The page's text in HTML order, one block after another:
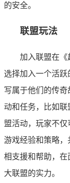
的安全。
联盟玩法
加入联盟在《
选择加入一个活
写属于他们的传
动和任务，比如
盟活动，玩家不
游戏经验和策略
相支援和帮助，
大联盟的实力。